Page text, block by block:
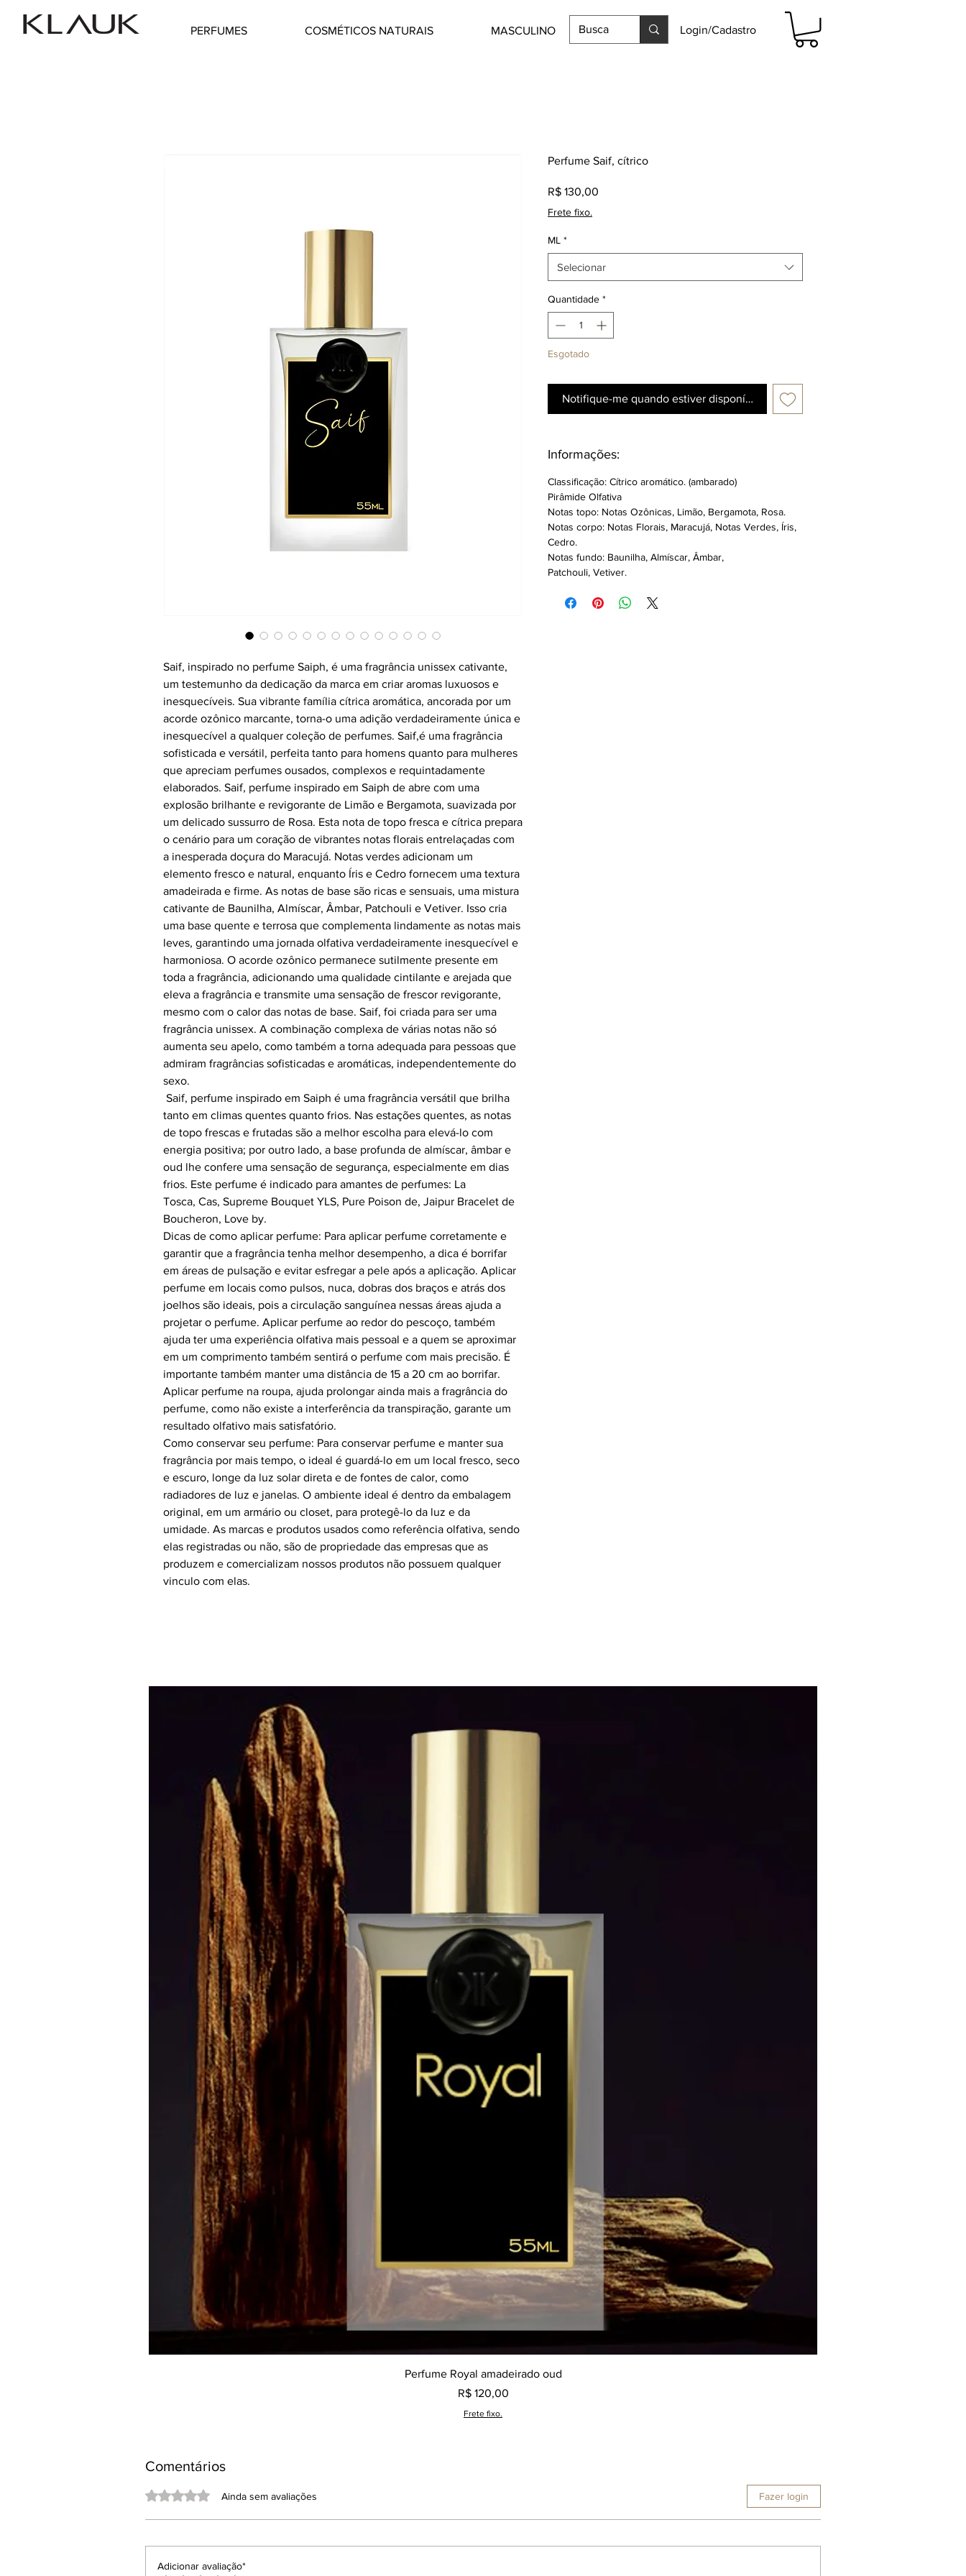
PERFUMES COSMÉTICOS NATURAIS MASCULINO Login/Cadastro
Saif, inspirado no perfume Saiph, é uma fragrância unissex cativante,
um testemunho da dedicação da marca em criar aromas luxuosos e
inesquecíveis. Sua vibrante família cítrica aromática, ancorada por um
acorde ozônico marcante, torna-o uma adição verdadeiramente única e
inesquecível a qualquer coleção de perfumes. Saif,é uma fragrância
sofisticada e versátil, perfeita tanto para homens quanto para mulheres
que apreciam perfumes ousados, complexos e requintadamente
elaborados. Saif, perfume inspirado em Saiph de abre com uma
explosão brilhante e revigorante de Limão e Bergamota, suavizada por
um delicado sussurro de Rosa. Esta nota de topo fresca e cítrica prepara
o cenário para um coração de vibrantes notas florais entrelaçadas com
a inesperada doçura do Maracujá. Notas verdes adicionam um
elemento fresco e natural, enquanto Íris e Cedro fornecem uma textura
amadeirada e firme. As notas de base são ricas e sensuais, uma mistura
cativante de Baunilha, Almíscar, Âmbar, Patchouli e Vetiver. Isso cria
uma base quente e terrosa que complementa lindamente as notas mais
leves, garantindo uma jornada olfativa verdadeiramente inesquecível e
harmoniosa. O acorde ozônico permanece sutilmente presente em
toda a fragrância, adicionando uma qualidade cintilante e arejada que
eleva a fragrância e transmite uma sensação de frescor revigorante,
mesmo com o calor das notas de base. Saif, foi criada para ser uma
fragrância unissex. A combinação complexa de várias notas não só
aumenta seu apelo, como também a torna adequada para pessoas que
admiram fragrâncias sofisticadas e aromáticas, independentemente do
sexo.
Saif, perfume inspirado em Saiph é uma fragrância versátil que brilha
tanto em climas quentes quanto frios. Nas estações quentes, as notas
de topo frescas e frutadas são a melhor escolha para elevá-lo com
energia positiva; por outro lado, a base profunda de almíscar, âmbar e
oud lhe confere uma sensação de segurança, especialmente em dias
frios. Este perfume é indicado para amantes de perfumes: La
Tosca, Cas, Supreme Bouquet YLS, Pure Poison de, Jaipur Bracelet de
Boucheron, Love by.
Dicas de como aplicar perfume: Para aplicar perfume corretamente e
garantir que a fragrância tenha melhor desempenho, a dica é borrifar
em áreas de pulsação e evitar esfregar a pele após a aplicação. Aplicar
perfume em locais como pulsos, nuca, dobras dos braços e atrás dos
joelhos são ideais, pois a circulação sanguínea nessas áreas ajuda a
projetar o perfume. Aplicar perfume ao redor do pescoço, também
ajuda ter uma experiência olfativa mais pessoal e a quem se aproximar
em um comprimento também sentirá o perfume com mais precisão. É
importante também manter uma distância de 15 a 20 cm ao borrifar.
Aplicar perfume na roupa, ajuda prolongar ainda mais a fragrância do
perfume, como não existe a interferência da transpiração, garante um
resultado olfativo mais satisfatório.
Como conservar seu perfume: Para conservar perfume e manter sua
fragrância por mais tempo, o ideal é guardá-lo em um local fresco, seco
e escuro, longe da luz solar direta e de fontes de calor, como
radiadores de luz e janelas. O ambiente ideal é dentro da embalagem
original, em um armário ou closet, para protegê-lo da luz e da
umidade. As marcas e produtos usados como referência olfativa, sendo
elas registradas ou não, são de propriedade das empresas que as
produzem e comercializam nossos produtos não possuem qualquer
vinculo com elas.
Perfume Saif, cítrico
R$ 130,00
Frete fixo.
ML *
Selecionar
Quantidade *
Esgotado
Notifique-me quando estiver disponível
Informações:
Classificação: Cítrico aromático. (ambarado)
Pirâmide Olfativa
Notas topo: Notas Ozônicas, Limão, Bergamota, Rosa.
Notas corpo: Notas Florais, Maracujá, Notas Verdes, Íris,
Cedro.
Notas fundo: Baunilha, Almíscar, Âmbar,
Patchouli, Vetiver.
Visualização rápida
Perfume Royal amadeirado oud
Preço
R$ 120,00
Frete fixo.
Comentários
Fazer login
Avaliado com 0 de 5 estrelas.Ainda sem avaliações
Adicionar avaliação*